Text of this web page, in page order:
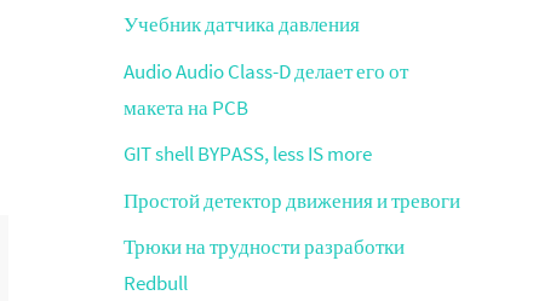
Учебник датчика давления
Audio Audio Class-D делает его от
макета на PCB
GIT shell BYPASS, less IS more
Простой детектор движения и тревоги
Трюки на трудности разработки
Redbull